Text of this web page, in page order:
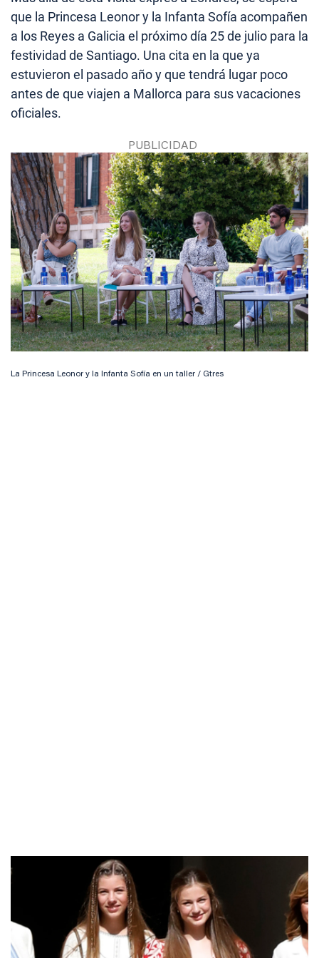
que la Princesa Leonor y la Infanta Sofía acompañen
a los Reyes a Galicia el próximo día 25 de julio para la
festividad de Santiago. Una cita en la que ya
estuvieron el pasado año y que tendrá lugar poco
antes de que viajen a Mallorca para sus vacaciones
oficiales.
La Princesa Leonor y la Infanta Sofía en un taller / Gtres